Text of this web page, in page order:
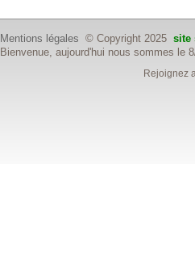
Mentions légales © Copyright 2025 site
Bienvenue, aujourd'hui nous sommes le
Rejoignez